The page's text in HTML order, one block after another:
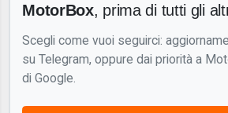
MotorBox, prima di tutti gli
Scegli come vuoi seguirci:
su Telegram, oppure dai priorità a
di Google.